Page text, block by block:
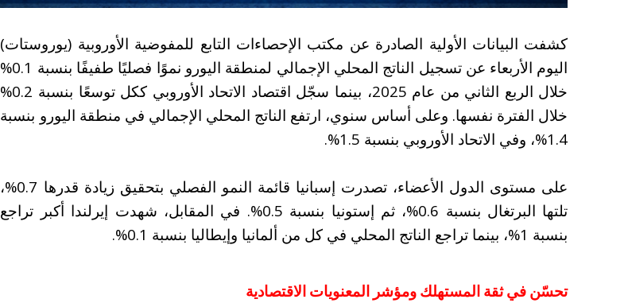
كشفت البيانات الأولية الصادرة عن مكتب الإحصاءات التابع للمفوضية الأوروبية (يوروستات)
اليوم الأربعاء عن تسجيل الناتج المحلي الإجمالي لمنطقة اليورو نموًا فصليًا طفيفًا بنسبة 0.1%
خلال الربع الثاني من عام 2025، بينما سجّل اقتصاد الاتحاد الأوروبي ككل توسعًا بنسبة 0.2%
خلال الفترة نفسها. وعلى أساس سنوي، ارتفع الناتج المحلي الإجمالي في منطقة اليورو بنسبة
1.4%، وفي الاتحاد الأوروبي بنسبة 1.5%.
على مستوى الدول الأعضاء، تصدرت إسبانيا قائمة النمو الفصلي بتحقيق زيادة قدرها 0.7%،
تلتها البرتغال بنسبة 0.6%، ثم إستونيا بنسبة 0.5%. في المقابل، شهدت إيرلندا أكبر تراجع
بنسبة 1%، بينما تراجع الناتج المحلي في كل من ألمانيا وإيطاليا بنسبة 0.1%.
تحسّن في ثقة المستهلك ومؤشر المعنويات الاقتصادية